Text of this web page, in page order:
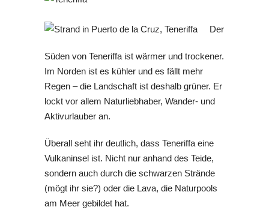
Der
Süden von Teneriffa ist wärmer und trockener.
Im Norden ist es kühler und es fällt mehr
Regen – die Landschaft ist deshalb grüner. Er
lockt vor allem Naturliebhaber, Wander- und
Aktivurlauber an.
Überall seht ihr deutlich, dass Teneriffa eine
Vulkaninsel ist. Nicht nur anhand des Teide,
sondern auch durch die schwarzen Strände
(mögt ihr sie?) oder die Lava, die Naturpools
am Meer gebildet hat.